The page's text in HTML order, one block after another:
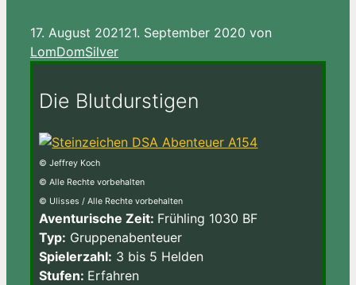
17. August 202121. September 2020 von
LomDomSilver
Die Blutdurstigen
© Jeffrey Koch
© Alle Rechte vorbehalten
© Ulisses / Alle Rechte vorbehalten
Aventurische Zeit: Frühling 1030 BF
Typ: Gruppenabenteuer
Spielerzahl: 3 bis 5 Helden
Stufen: Erfahren